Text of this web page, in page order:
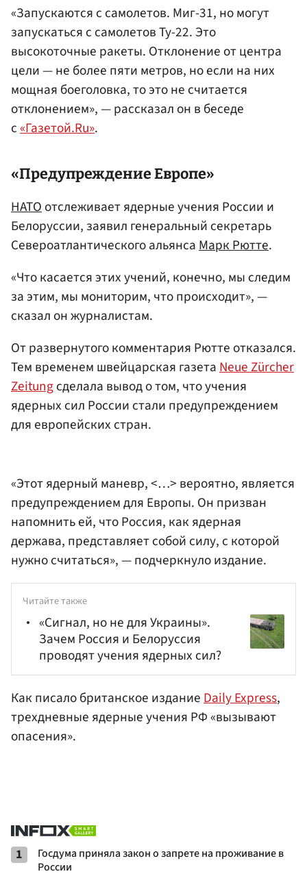
«Запускаются с самолетов. Миг-31, но могут
запускаться с самолетов Ту-22. Это
высокоточные ракеты. Отклонение от центра
цели — не более пяти метров, но если на них
мощная боеголовка, то это не считается
отклонением», — рассказал он в беседе
с«Газетой.Ru».
«Предупреждение Европе»
НАТОотслеживает ядерные учения России и
Белоруссии, заявил генеральный секретарь
Североатлантического альянсаМарк Рютте.
«Что касается этих учений, конечно, мы следим
за этим, мы мониторим, что происходит», —
сказал он журналистам.
От развернутого комментария Рютте отказался.
Тем временем швейцарская газетаNeue Zürcher
Zeitungсделала вывод о том, что учения
ядерных сил России стали предупреждением
для европейских стран.
«Этот ядерный маневр, <…> вероятно, является
предупреждением для Европы. Он призван
напомнить ей, что Россия, как ядерная
держава, представляет собой силу, с которой
нужно считаться», — подчеркнуло издание.
Читайте также
«Сигнал, но не для Украины».
Зачем Россия и Белоруссия
проводят учения ядерных сил?
Как писало британское изданиеDaily Express,
трехдневные ядерные учения РФ «вызывают
опасения».
1
Госдума приняла закон о запрете на проживание в
России